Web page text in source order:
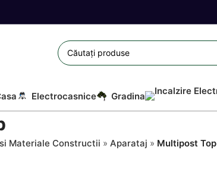
Electrocasnice Gradina
Materiale Constructii » Aparataj » Multipost Top